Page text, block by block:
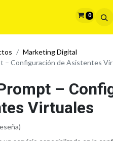
0
Marketing Digital
– Configuración de Asistentes
–
Virtuales